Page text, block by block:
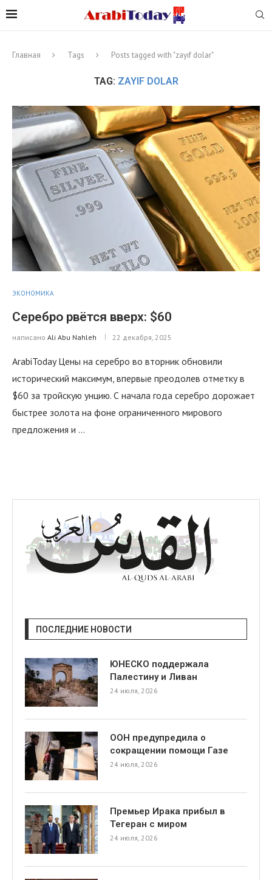
Главная Tags Posts tagged with "zayıf dolar"
TAG: ZAYIF DOLAR
ЭКОНОМИКА
Серебро рвётся вверх: $60
написано Ali Abu Nahleh 22 декабря, 2025
ArabiToday Цены на серебро во вторник обновили
исторический максимум, впервые преодолев отметку в
$60 за тройскую унцию. С начала года серебро дорожает
быстрее золота на фоне ограниченного мирового
предложения и …
ПОСЛЕДНИЕ НОВОСТИ
ЮНЕСКО поддержала
Палестину и Ливан
24 июля, 2026
ООН предупредила о
сокращении помощи Газе
24 июля, 2026
Премьер Ирака прибыл в
Тегеран с миром
24 июля, 2026